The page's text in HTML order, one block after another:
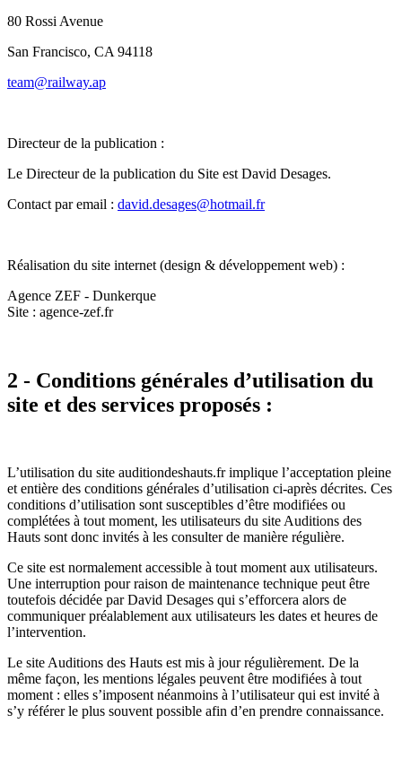
80 Rossi Avenue
San Francisco, CA 94118
team@railway.ap
Directeur de la publication :
Le Directeur de la publication du Site est David Desages.
Contact par email : david.desages@hotmail.fr
Réalisation du site internet (design & développement web) :
Agence ZEF - Dunkerque
Site : agence-zef.fr
2 - Conditions générales d’utilisation du
site et des services proposés :
L’utilisation du site auditiondeshauts.fr implique l’acceptation pleine
et entière des conditions générales d’utilisation ci-après décrites. Ces
conditions d’utilisation sont susceptibles d’être modifiées ou
complétées à tout moment, les utilisateurs du site Auditions des
Hauts sont donc invités à les consulter de manière régulière.
Ce site est normalement accessible à tout moment aux utilisateurs.
Une interruption pour raison de maintenance technique peut être
toutefois décidée par David Desages qui s’efforcera alors de
communiquer préalablement aux utilisateurs les dates et heures de
l’intervention.
Le site Auditions des Hauts est mis à jour régulièrement. De la
même façon, les mentions légales peuvent être modifiées à tout
moment : elles s’imposent néanmoins à l’utilisateur qui est invité à
s’y référer le plus souvent possible afin d’en prendre connaissance.